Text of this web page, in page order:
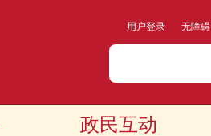
用户登录 无障碍
政民互动